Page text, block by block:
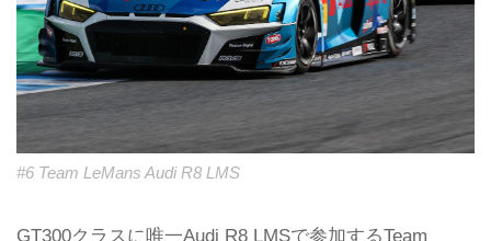
#6 Team LeMans Audi R8 LMS
GT300クラスに唯一Audi R8 LMSで参加するTeam